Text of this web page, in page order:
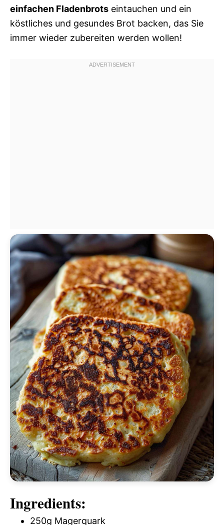
einfachen Fladenbrots eintauchen und ein
köstliches und gesundes Brot backen, das Sie
immer wieder zubereiten werden wollen!
Ingredients:
250g Magerquark